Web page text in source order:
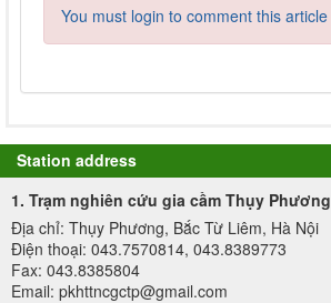
You must login to comment this article
Station address
1. Trạm nghiên cứu gia cầm Thụy Phương
Địa chỉ: Thụy Phương, Bắc Từ Liêm, Hà Nội
Điện thoại: 043.7570814, 043.8389773
Fax: 043.8385804
Email: pkhttncgctp@gmail.com